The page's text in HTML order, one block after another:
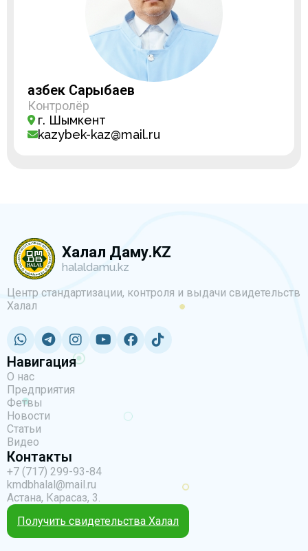
Қазбек Сарыбаев
Контролёр
г. Шымкент
kazybek-kaz@mail.ru
Халал Даму.KZ
halaldamu.kz
Центр стандартизации, контроля и выдачи свидетельств
Халал
Навигация
О нас
Предприятия
Фетвы
Новости
Статьи
Видео
Контакты
+7 (717) 299-93-84
kmdbhalal@mail.ru
Астана, Карасаз, 3.
Получить свидетельства Халал